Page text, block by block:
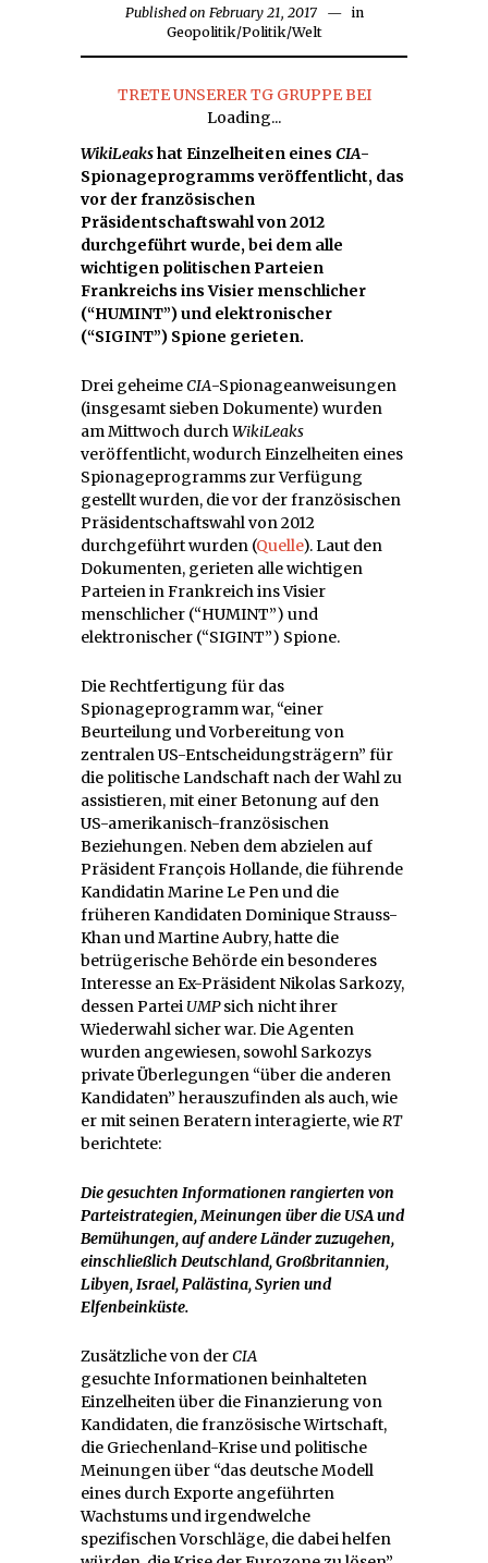
Published on February 21, 2017February
21,
in
Geopolitik/Politik/Welt
TRETE UNSERER TG GRUPPE BEI
Loading...
WikiLeakshat Einzelheiten eines CIA-
Spionageprogramms veröffentlicht, das
vor der französischen
Präsidentschaftswahl von 2012
durchgeführt wurde, bei dem alle
wichtigen politischen Parteien
Frankreichs ins Visier menschlicher
(“HUMINT”) und elektronischer
(“SIGINT”) Spione gerieten.
Drei geheimeCIA-Spionageanweisungen
(insgesamt sieben Dokumente) wurden
am Mittwoch durchWikiLeaks
veröffentlicht, wodurch Einzelheiten eines
Spionageprogramms zur Verfügung
gestellt wurden, die vor der französischen
Präsidentschaftswahl von 2012
durchgeführt wurden (Quelle). Laut den
Dokumenten, gerieten alle wichtigen
Parteien in Frankreich ins Visier
menschlicher (“HUMINT”) und
elektronischer (“SIGINT”) Spione.
Die Rechtfertigung für das
Spionageprogramm war, “einer
Beurteilung und Vorbereitung von
zentralen US-Entscheidungsträgern” für
die politische Landschaft nach der Wahl zu
assistieren, mit einer Betonung auf den
US-amerikanisch-französischen
Beziehungen. Neben dem abzielen auf
Präsident François Hollande, die führende
Kandidatin Marine Le Pen und die
früheren Kandidaten Dominique Strauss-
Khan und Martine Aubry, hatte die
betrügerische Behörde ein besonderes
Interesse an Ex-Präsident Nikolas Sarkozy,
dessen Partei UMPsich nicht ihrer
Wiederwahl sicher war. Die Agenten
wurden angewiesen, sowohl Sarkozys
private Überlegungen “über die anderen
Kandidaten” herauszufinden als auch, wie
er mit seinen Beratern interagierte, wieRT
berichtete:
Die gesuchten Informationen rangierten von
Parteistrategien, Meinungen über die USA und
Bemühungen, auf andere Länder zuzugehen,
einschließlich Deutschland, Großbritannien,
Libyen, Israel, Palästina, Syrien und
Elfenbeinküste.
Zusätzliche von derCIA
gesuchte Informationen beinhalteten
Einzelheiten über die Finanzierung von
Kandidaten, die französische Wirtschaft,
die Griechenland-Krise und politische
Meinungen über “das deutsche Modell
eines durch Exporte angeführten
Wachstums und irgendwelche
spezifischen Vorschläge, die dabei helfen